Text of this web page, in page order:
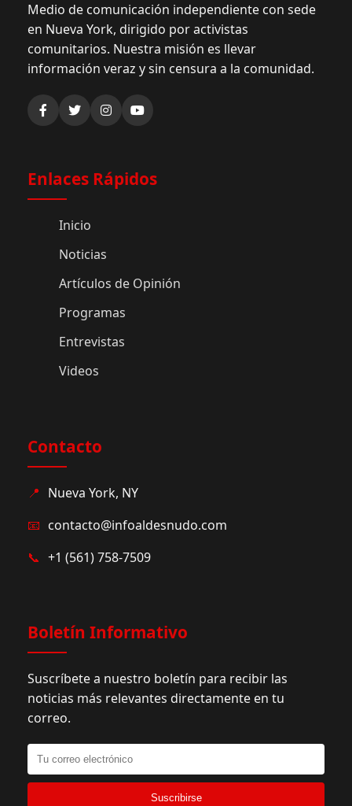
Medio de comunicación independiente con sede
en Nueva York, dirigido por activistas
comunitarios. Nuestra misión es llevar
información veraz y sin censura a la comunidad.
Enlaces Rápidos
Inicio
Noticias
Artículos de Opinión
Programas
Entrevistas
Videos
Contacto
📍 Nueva York, NY
📧 contacto@infoaldesnudo.com
📞 +1 (561) 758-7509
Boletín Informativo
Suscríbete a nuestro boletín para recibir las
noticias más relevantes directamente en tu
correo.
Suscribirse